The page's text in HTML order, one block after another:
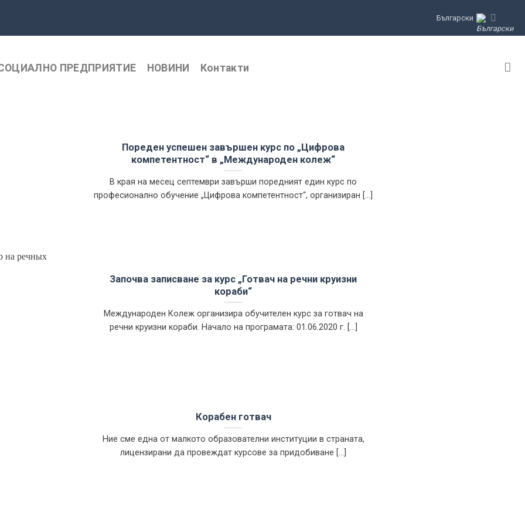
Български
ПРЕДПРИЯТИЕ НОВИНИ Контакти
Пореден успешен завършен курс по „Цифрова
компетентност“ в „Международен колеж“
В края на месец септември завърши поредният един курс по
професионално обучение „Цифрова компетентност“, организиран [...]
Започва записване за курс „Готвач на речни круизни
кораби“
Международен Колеж организира обучителен курс за готвач на
речни круизни кораби. Начало на програмата: 01.06.2020 г. [...]
Корабен готвач
Ние сме една от малкото образователни институции в страната,
лицензирани да провеждат курсове за придобиване [...]